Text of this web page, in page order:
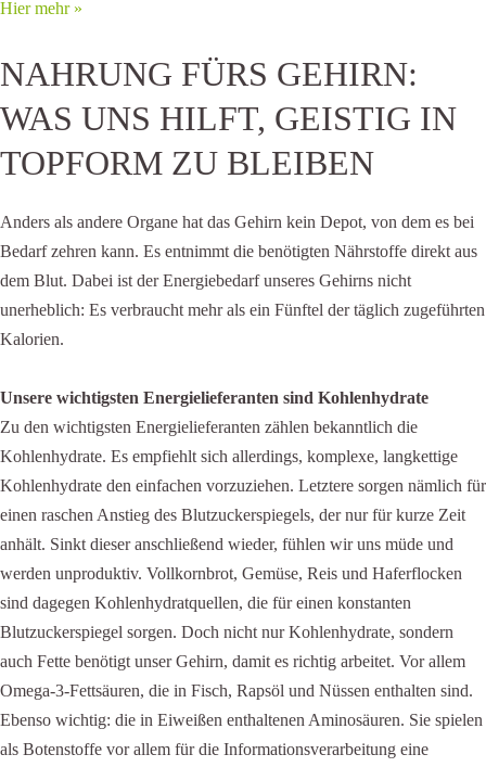
Hier mehr »
NAHRUNG FÜRS GEHIRN:
WAS UNS HILFT, GEISTIG IN
TOPFORM ZU BLEIBEN
Anders als andere Organe hat das Gehirn kein Depot, von dem es bei
Bedarf zehren kann. Es entnimmt die benötigten Nährstoffe direkt aus
dem Blut. Dabei ist der Energiebedarf unseres Gehirns nicht
unerheblich: Es verbraucht mehr als ein Fünftel der täglich zugeführten
Kalorien.
Unsere wichtigsten Energielieferanten sind Kohlenhydrate
Zu den wichtigsten Energielieferanten zählen bekanntlich die
Kohlenhydrate. Es empfiehlt sich allerdings, komplexe, langkettige
Kohlenhydrate den einfachen vorzuziehen. Letztere sorgen nämlich für
einen raschen Anstieg des Blutzuckerspiegels, der nur für kurze Zeit
anhält. Sinkt dieser anschließend wieder, fühlen wir uns müde und
werden unproduktiv. Vollkornbrot, Gemüse, Reis und Haferflocken
sind dagegen Kohlenhydratquellen, die für einen konstanten
Blutzuckerspiegel sorgen. Doch nicht nur Kohlenhydrate, sondern
auch Fette benötigt unser Gehirn, damit es richtig arbeitet. Vor allem
Omega-3-Fettsäuren, die in Fisch, Rapsöl und Nüssen enthalten sind.
Ebenso wichtig: die in Eiweißen enthaltenen Aminosäuren. Sie spielen
als Botenstoffe vor allem für die Informationsverarbeitung eine